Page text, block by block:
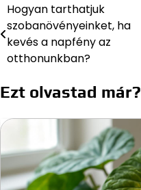
Bejegyzés
navigáció
Hogyan tarthatjuk
szobanövényeinket, ha
kevés a napfény az
otthonunkban?
Ezt olvastad már?